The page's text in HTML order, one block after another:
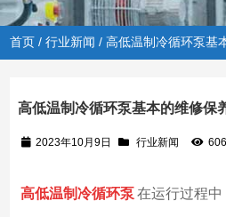
首页 /行业新闻 / 高低温制冷循环泵基
高低温制冷循环泵基本的维修保
2023年10月9日 行业新闻 606
高低温制冷循环泵在运行过程